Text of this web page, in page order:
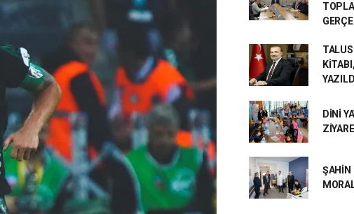
YAZILDI
DİNİ
ŞAHİN